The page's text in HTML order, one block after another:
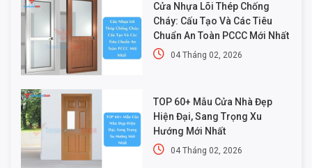
Cửa Nhựa Lõi Thép Chống
Cháy: Cấu Tạo Và Các Tiêu
Chuẩn An Toàn PCCC Mới Nhất
04 Tháng 02, 2026
TOP 60+ Mẫu Cửa Nhà Đẹp
Hiện Đại, Sang Trọng Xu
Hướng Mới Nhất
04 Tháng 02, 2026